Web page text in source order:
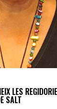
LES
SALT